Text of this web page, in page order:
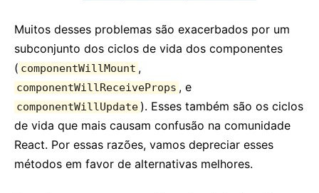
Muitos desses problemas são exacerbados por um
subconjunto dos ciclos de vida dos componentes
( componentWillMount ,
componentWillReceiveProps , e
componentWillUpdate ). Esses também são os ciclos
de vida que mais causam confusão na comunidade
React. Por essas razões, vamos depreciar esses
métodos em favor de alternativas melhores.